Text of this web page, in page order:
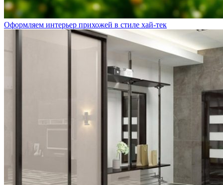
Оформляем интерьер прихожей в стиле хай-тек